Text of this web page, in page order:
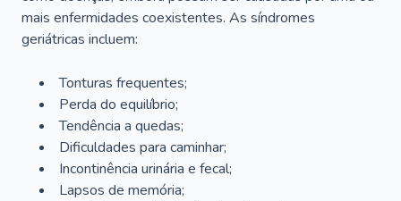
mais enfermidades coexistentes. As síndromes
geriátricas incluem:
Tonturas frequentes;
Perda do equilíbrio;
Tendência a quedas;
Dificuldades para caminhar;
Incontinência urinária e fecal;
Lapsos de memória;